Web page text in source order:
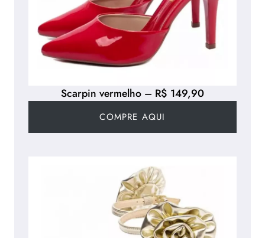
Scarpin vermelho – R$ 149,90
COMPRE AQUI